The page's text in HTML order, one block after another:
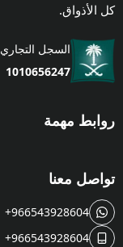
كل الأذواق.
السجل التجاري
1010656247
روابط مهمة
تواصل معنا
+966543928604
+966543928604